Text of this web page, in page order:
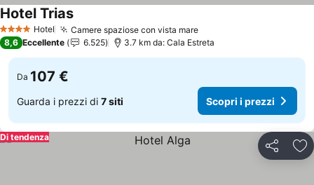
4 Stelle Hotel Camere spaziose con vista mareScopri i prezzi
Hotel TriasScopri i prezzi
8,6 Eccellente 6.525 3.7 km da: Cala Estreta
Da 107 €
Guarda i prezzi di 7 siti Scopri i prezzi
Condividi
Di tendenza